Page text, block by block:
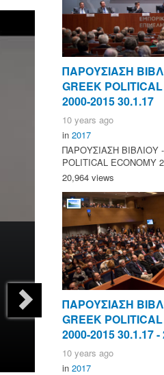
ΠΑΡΟΥΣΙΑΣΗ
GREEK
2000-2015 30.1.17
10 years ago
in 2017
ΠΑΡΟΥΣΙΑΣΗ ΒΙΒΛΙΟΥ
POLITICAL ECONOMY
20,964 views
ΠΑΡΟΥΣΙΑΣΗ
GREEK
2000-2015 30.1.17 -
10 years ago
in 2017